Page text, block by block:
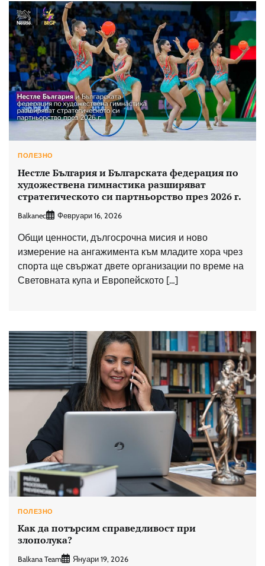
ПОЛЕЗНО
Нестле България и Българската федерация по
художествена гимнастика разширяват
стратегическото си партньорство през 2026 г.
Balkanec Февруари 16, 2026
Общи ценности, дългосрочна мисия и ново
измерение на ангажимента към младите хора чрез
спорта ще свържат двете организации по време на
Световната купа и Европейското […]
ПОЛЕЗНО
Как да потърсим справедливост при
злополука?
Balkana Team Януари 19, 2026